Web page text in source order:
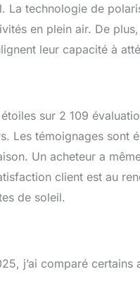
La technologie de
en plein air. De
leur capacité à
sur 2 109
Les témoignages
Un acheteur a
client est au
de soleil.
j’ai comparé